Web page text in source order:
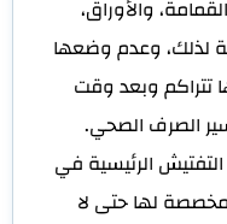
والأوراق،
لذلك، وعدم وضعها
تتراكم وبعد وقت
الصرف الصحي.
الرئيسية في
لها حتى لا